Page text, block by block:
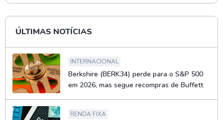
ÚLTIMAS NOTÍCIAS
INTERNACIONAL
Berkshire (BERK34) perde para o S&P 500
em 2026, mas segue recompras de Buffett
RENDA FIXA